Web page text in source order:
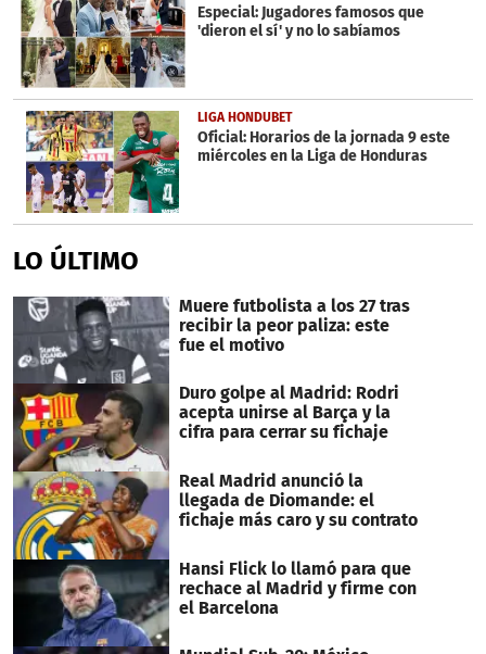
Especial: Jugadores famosos que
'dieron el sí' y no lo sabíamos
LIGA HONDUBET
Oficial: Horarios de la jornada 9 este
miércoles en la Liga de Honduras
LO ÚLTIMO
Muere futbolista a los 27 tras
recibir la peor paliza: este
fue el motivo
Duro golpe al Madrid: Rodri
acepta unirse al Barça y la
cifra para cerrar su fichaje
Real Madrid anunció la
llegada de Diomande: el
fichaje más caro y su contrato
Hansi Flick lo llamó para que
rechace al Madrid y firme con
el Barcelona